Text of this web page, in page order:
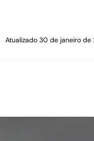
Atualizado 30 de janeiro